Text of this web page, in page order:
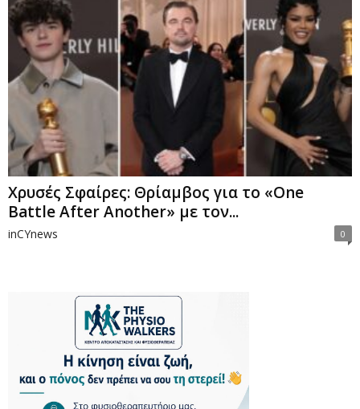
Χρυσές Σφαίρες: Θρίαμβος για το «One
Battle After Another» με τον...
inCYnews 0